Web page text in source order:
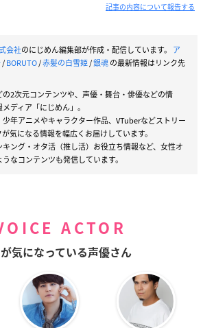
記事の内容について報告する
会社のにじめん編集部が作成・配信しています。 ア
/BORUTO/赤髪の白雪姫/銀魂の最新情報はリンク先
2次元コンテンツや、声優・舞台・俳優などの情
ディア「にじめん」。
年アニメやキャラクター作品、VTuberなどストリー
気になる情報を幅広くお届けしています。
ング・オタ活（推し活）お役立ち情報など、女性オ
なコンテンツも発信しています。
ACTOR
気になっている声優さん